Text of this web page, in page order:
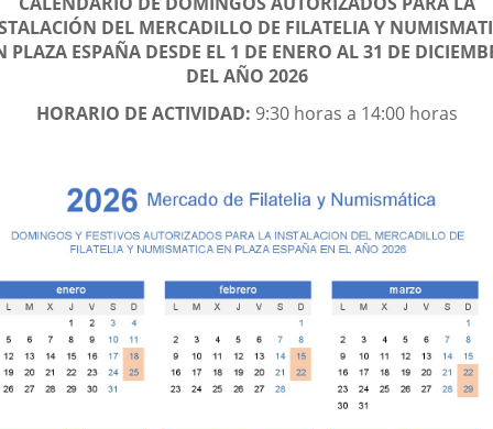
una
aplicación
externa.
una
aplicación
una
DEL MERCADILLO DE FILATELIA Y
PLAZA ESPAÑA DESDE EL 1 DE ENERO AL 31 DE
DEL AÑO 2026
HORARIO DE ACTIVIDAD: 9:30 horas a 14:00 horas